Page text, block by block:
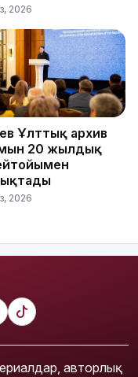
2026
Ұлттық архив
20 жылдық
2026
авторлық